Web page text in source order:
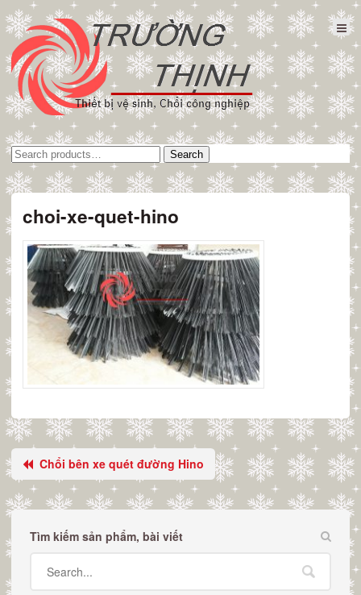
Tìm
kiếm:
Search
choi-xe-quet-hino
Chổi bên xe quét đường Hino
Tìm kiếm sản phẩm, bài viết